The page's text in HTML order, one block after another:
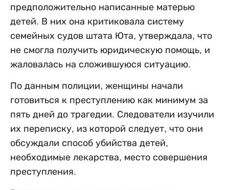
предположительно написанные матерью
детей. В них она критиковала систему
семейных судов штата Юта, утверждала, что
не смогла получить юридическую помощь, и
жаловалась на сложившуюся ситуацию.
По данным полиции, женщины начали
готовиться к преступлению как минимум за
пять дней до трагедии. Следователи изучили
их переписку, из которой следует, что они
обсуждали способ убийства детей,
необходимые лекарства, место совершения
преступления.